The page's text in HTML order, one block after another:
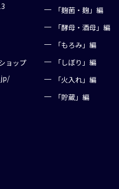
ョップ
「麹菌・麹」編
「酵母・酒母」編
「もろみ」編
「しぼり」編
「火入れ」編
「貯蔵」編